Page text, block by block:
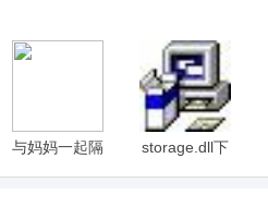
与妈妈一起隔
离V6最新版
storage.dll下
载